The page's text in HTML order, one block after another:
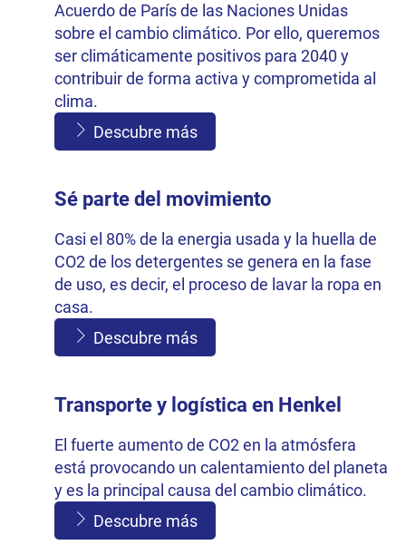
Acuerdo de París de las Naciones Unidas
sobre el cambio climático. Por ello, queremos
ser climáticamente positivos para 2040 y
contribuir de forma activa y comprometida al
clima.
Descubre más
Sé parte del movimiento
Casi el 80% de la energia usada y la huella de
CO2 de los detergentes se genera en la fase
de uso, es decir, el proceso de lavar la ropa en
casa.
Descubre más
Transporte y logística en Henkel
El fuerte aumento de CO2 en la atmósfera
está provocando un calentamiento del planeta
y es la principal causa del cambio climático.
Descubre más